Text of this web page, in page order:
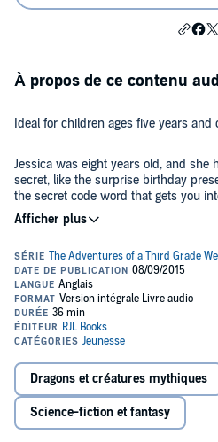
À propos de ce contenu
Ideal for children ages five years and
Jessica was eight years old, and she
secret, like the surprise birthday
the secret code word that gets you
friends made.
No, Jessica was a werewolf!
Join Jessica and her friends as they
Loathsome Lunches....
©2014 RJL Books (P)2015 RJL Books
Dragons et créatures mythiques
Science-fiction et fantasy